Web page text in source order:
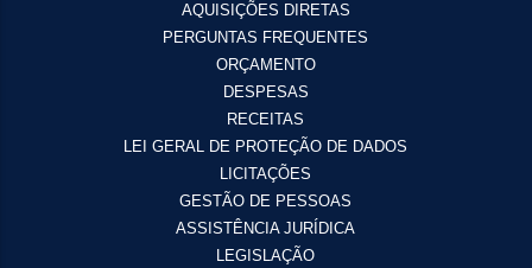
AQUISIÇÕES DIRETAS
PERGUNTAS FREQUENTES
ORÇAMENTO
DESPESAS
RECEITAS
LEI GERAL DE PROTEÇÃO DE DADOS
LICITAÇÕES
GESTÃO DE PESSOAS
ASSISTÊNCIA JURÍDICA
LEGISLAÇÃO